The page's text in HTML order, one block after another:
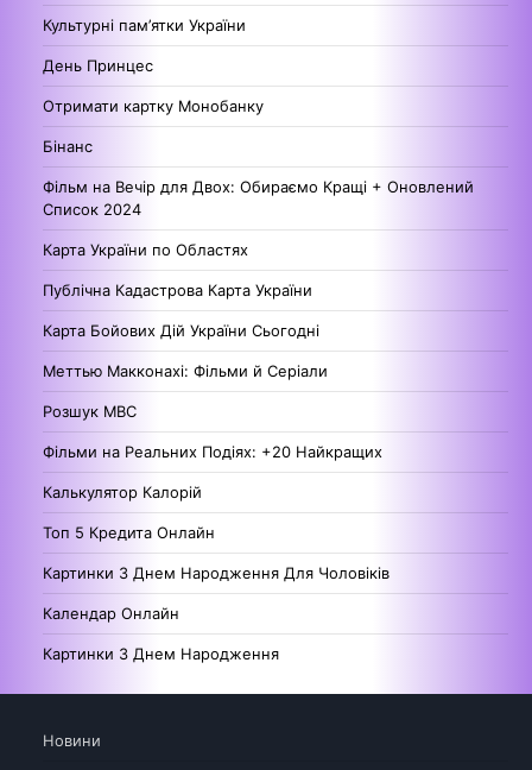
Культурні пам’ятки України
День Принцес
Отримати картку Монобанку
Бінанс
Фільм на Вечір для Двох: Обираємо Кращі + Оновлений
Список 2024
Карта України по Областях
Публічна Кадастрова Карта України
Карта Бойових Дій України Сьогодні
Меттью Макконахі: Фільми й Серіали
Розшук МВС
Фільми на Реальних Подіях: +20 Найкращих
Калькулятор Калорій
Топ 5 Кредита Онлайн
Картинки З Днем Народження Для Чоловіків
Календар Онлайн
Картинки З Днем Народження
Новини